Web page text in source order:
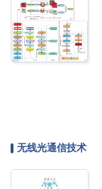
无线光通信技术